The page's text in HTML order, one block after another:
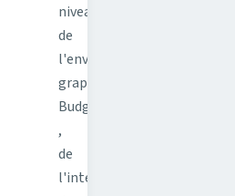
niveau
de
l'environnent
graphique
Budgie
,
de
l'intégration